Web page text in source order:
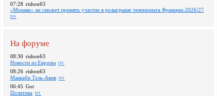
07:28 rishon63
«Монако» не сможет принять участие в розыгрыше чемпионата Франции-2026/27
На форуме
08:30 rishon63
Новости из Европы
08:26 rishon63
Маккаби Тель-Авив
06:45 Got
Политика